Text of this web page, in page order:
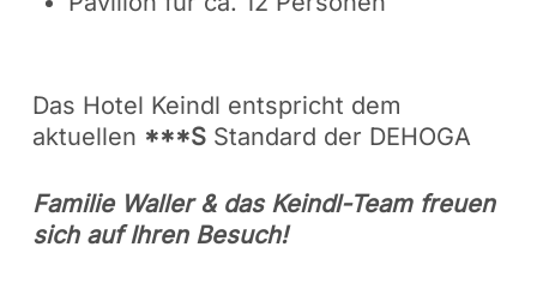
Das Hotel Keindl entspricht dem
aktuellen ***SStandard der DEHOGA
Familie Waller & das Keindl-Team freuen
sich auf Ihren Besuch!